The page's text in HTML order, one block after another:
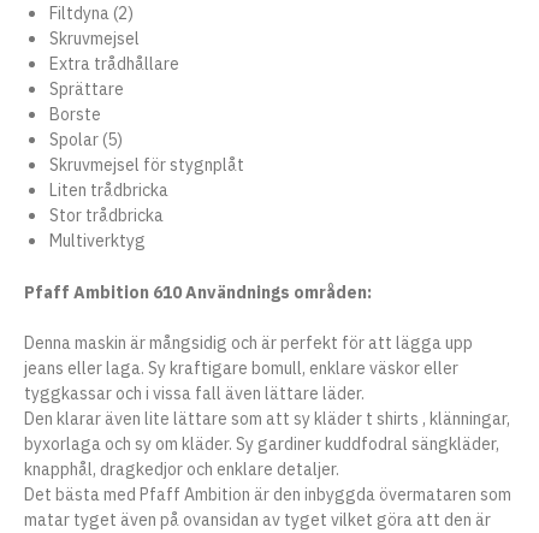
Filtdyna (2)
Skruvmejsel
Extra trådhållare
Sprättare
Borste
Spolar (5)
Skruvmejsel för stygnplåt
Liten trådbricka
Stor trådbricka
Multiverktyg
Pfaff Ambition 610 Användnings områden:
Denna maskin är mångsidig och är perfekt för att lägga upp
jeans eller laga. Sy kraftigare bomull, enklare väskor eller
tyggkassar och i vissa fall även lättare läder.
Den klarar även lite lättare som att sy kläder t shirts , klänningar,
byxorlaga och sy om kläder. Sy gardiner kuddfodral sängkläder,
knapphål, dragkedjor och enklare detaljer.
Det bästa med Pfaff Ambition är den inbyggda övermataren som
matar tyget även på ovansidan av tyget vilket göra att den är